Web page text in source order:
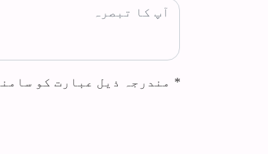
* مندرجہ ذیل عبارت کو